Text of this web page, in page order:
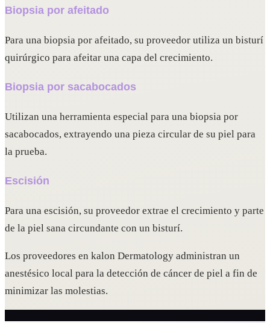
Biopsia por afeitado
Para una biopsia por afeitado, su proveedor utiliza un bisturí
quirúrgico para afeitar una capa del crecimiento.
Biopsia por sacabocados
Utilizan una herramienta especial para una biopsia por
sacabocados, extrayendo una pieza circular de su piel para
la prueba.
Escisión
Para una escisión, su proveedor extrae el crecimiento y parte
de la piel sana circundante con un bisturí.
Los proveedores en kalon Dermatology administran un
anestésico local para la detección de cáncer de piel a fin de
minimizar las molestias.